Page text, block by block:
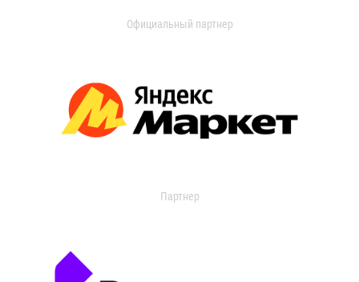
Официальный партнер
Партнер